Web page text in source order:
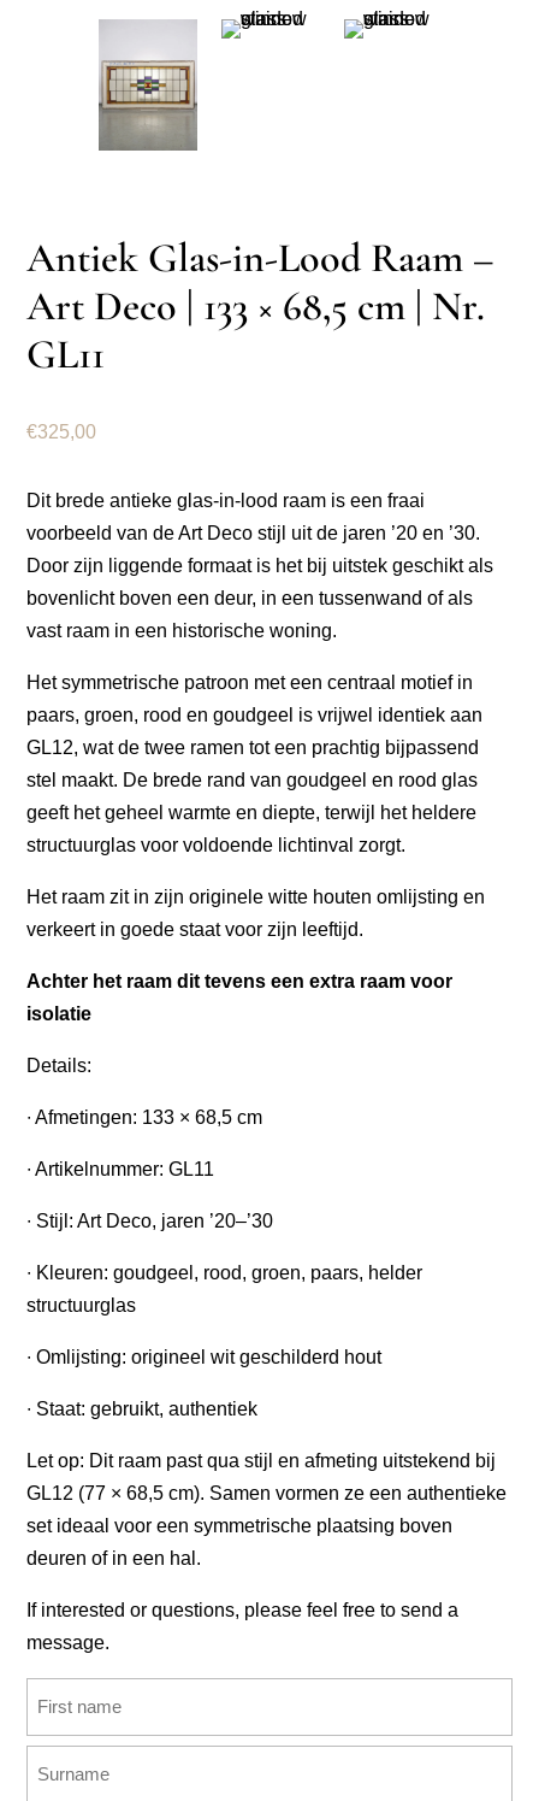
Antiek Glas-in-Lood Raam –
Art Deco | 133 × 68,5 cm | Nr.
GL11
€325,00
Dit brede antieke glas-in-lood raam is een fraai
voorbeeld van de Art Deco stijl uit de jaren ’20 en ’30.
Door zijn liggende formaat is het bij uitstek geschikt als
bovenlicht boven een deur, in een tussenwand of als
vast raam in een historische woning.
Het symmetrische patroon met een centraal motief in
paars, groen, rood en goudgeel is vrijwel identiek aan
GL12, wat de twee ramen tot een prachtig bijpassend
stel maakt. De brede rand van goudgeel en rood glas
geeft het geheel warmte en diepte, terwijl het heldere
structuurglas voor voldoende lichtinval zorgt.
Het raam zit in zijn originele witte houten omlijsting en
verkeert in goede staat voor zijn leeftijd.
Achter het raam dit tevens een extra raam voor
isolatie
Details:
∙ Afmetingen: 133 × 68,5 cm
∙ Artikelnummer: GL11
∙ Stijl: Art Deco, jaren ’20–’30
∙ Kleuren: goudgeel, rood, groen, paars, helder
structuurglas
∙ Omlijsting: origineel wit geschilderd hout
∙ Staat: gebruikt, authentiek
Let op: Dit raam past qua stijl en afmeting uitstekend bij
GL12 (77 × 68,5 cm). Samen vormen ze een authentieke
set ideaal voor een symmetrische plaatsing boven
deuren of in een hal.
If interested or questions, please feel free to send a
message.